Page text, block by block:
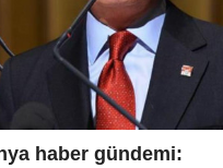
haber gündemi: